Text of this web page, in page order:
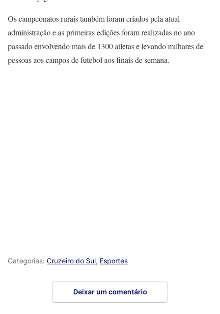
Os campeonatos rurais também foram criados pela atual
administração e as primeiras edições foram realizadas no ano
passado envolvendo mais de 1300 atletas e levando milhares de
pessoas aos campos de futebol aos finais de semana.
Categorias: Cruzeiro do Sul, Esportes
Deixar um comentário